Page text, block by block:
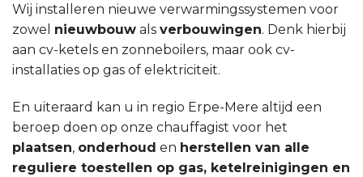
Wij installeren nieuwe verwarmingssystemen voor
zowel nieuwbouw als verbouwingen. Denk hierbij
aan cv-ketels en zonneboilers, maar ook cv-
installaties op gas of elektriciteit.
En uiteraard kan u in regio Erpe-Mere altijd een
beroep doen op onze chauffagist voor het
plaatsen, onderhoud en herstellen van alle
reguliere toestellen op gas, ketelreinigingen en